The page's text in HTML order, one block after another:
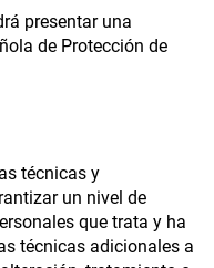
presentar una
de Protección de
técnicas y
un nivel de
que trata y ha
técnicas adicionales a